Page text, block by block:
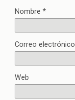
Nombre *
Correo electrónico
Web